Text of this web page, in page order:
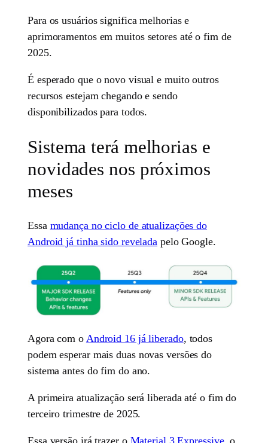
Para os usuários significa melhorias e
aprimoramentos em muitos setores até o fim de
2025.
É esperado que o novo visual e muito outros
recursos estejam chegando e sendo
disponibilizados para todos.
Sistema terá melhorias e
novidades nos próximos
meses
Essa mudança no ciclo de atualizações do
Android já tinha sido revelada pelo Google.
Agora com o Android 16 já liberado, todos
podem esperar mais duas novas versões do
sistema antes do fim do ano.
A primeira atualização será liberada até o fim do
terceiro trimestre de 2025.
Essa versão irá trazer o Material 3 Expressive, o